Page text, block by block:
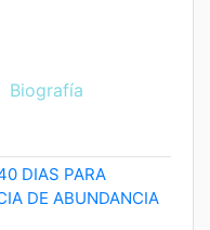
Biografía
DIAS PARA
DE ABUNDANCIA